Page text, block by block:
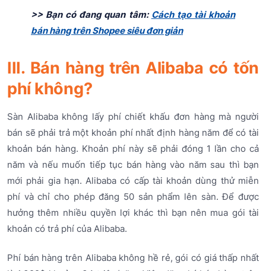
>> Bạn có đang quan tâm: Cách tạo tài khoản
bán hàng trên Shopee siêu đơn giản
III. Bán hàng trên Alibaba có tốn
phí không?
Sàn Alibaba không lấy phí chiết khấu đơn hàng mà người
bán sẽ phải trả một khoản phí nhất định hàng năm để có tài
khoản bán hàng. Khoản phí này sẽ phải đóng 1 lần cho cả
năm và nếu muốn tiếp tục bán hàng vào năm sau thì bạn
mới phải gia hạn. Alibaba có cấp tài khoản dùng thử miễn
phí và chỉ cho phép đăng 50 sản phẩm lên sàn. Để được
hưởng thêm nhiều quyền lợi khác thì bạn nên mua gói tài
khoản có trả phí của Alibaba.
Phí bán hàng trên Alibaba không hề rẻ, gói có giá thấp nhất